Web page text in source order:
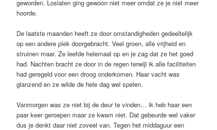
geworden. Loslaten ging gewoon niet meer omdat ze je niet meer
hoorde.
De laatste maanden heeft ze door omstandigheden gedeeltelijk
op een andere plek doorgebracht. Veel groen, alle vrijheid en
struinen maar. Ze leefde helemaal op en je zag dat ze het goed
had. Nachten bracht ze door in de regen terwijl ik alle faciliteiten
had geregeld voor een droog onderkomen. Haar vacht was
glanzend en ze wilde de hele dag wel spelen.
Vanmorgen was ze niet bij de deur te vinden… ik heb haar een
paar keer geroepen maar ze kwam niet. Dat gebeurde wel vaker
dus je denkt daar niet zoveel van. Tegen het middaguur een